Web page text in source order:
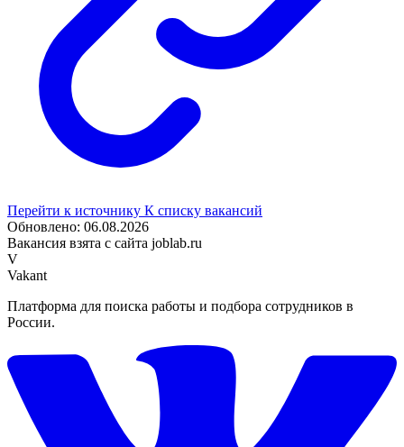
Перейти к источнику К списку вакансий
Обновлено: 06.08.2026
Вакансия взята с сайта joblab.ru
V
Vakant
Платформа для поиска работы и подбора сотрудников в
России.